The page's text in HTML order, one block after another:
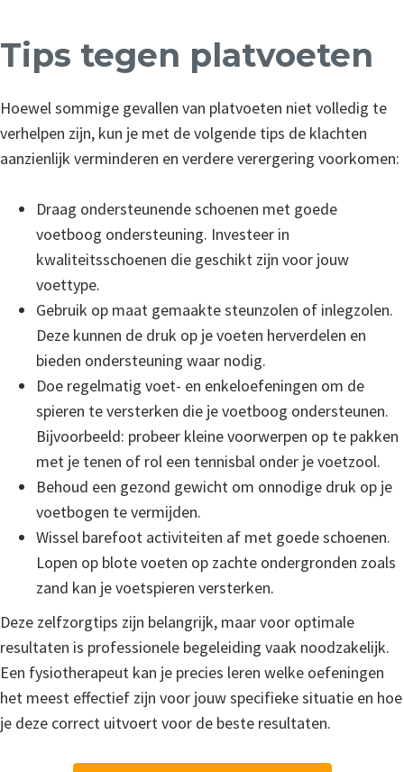
Tips tegen platvoeten
Hoewel sommige gevallen van platvoeten niet volledig te
verhelpen zijn, kun je met de volgende tips de klachten
aanzienlijk verminderen en verdere verergering voorkomen:
Draag ondersteunende schoenen met goede
voetboog ondersteuning. Investeer in
kwaliteitsschoenen die geschikt zijn voor jouw
voettype.
Gebruik op maat gemaakte steunzolen of inlegzolen.
Deze kunnen de druk op je voeten herverdelen en
bieden ondersteuning waar nodig.
Doe regelmatig voet- en enkeloefeningen om de
spieren te versterken die je voetboog ondersteunen.
Bijvoorbeeld: probeer kleine voorwerpen op te pakken
met je tenen of rol een tennisbal onder je voetzool.
Behoud een gezond gewicht om onnodige druk op je
voetbogen te vermijden.
Wissel barefoot activiteiten af met goede schoenen.
Lopen op blote voeten op zachte ondergronden zoals
zand kan je voetspieren versterken.
Deze zelfzorgtips zijn belangrijk, maar voor optimale
resultaten is professionele begeleiding vaak noodzakelijk.
Een fysiotherapeut kan je precies leren welke oefeningen
het meest effectief zijn voor jouw specifieke situatie en hoe
je deze correct uitvoert voor de beste resultaten.